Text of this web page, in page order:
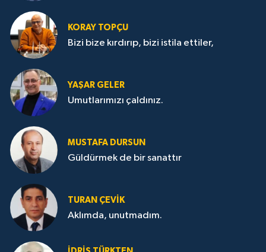
KORAY TOPÇU
Bizi bize kırdırıp, bizi istila ettiler,
YAŞAR GELER
Umutlarımızı çaldınız.
MUSTAFA DURSUN
Güldürmek de bir sanattır
TURAN ÇEVİK
Aklımda, unutmadım.